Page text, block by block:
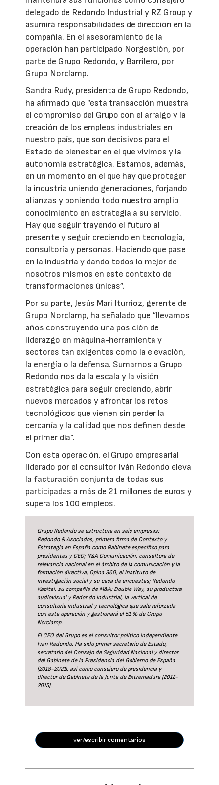
delegado de Redondo Industrial y RZ Group y
asumirá responsabilidades de dirección en la
compañía. En el asesoramiento de la
operación han participado Norgestión, por
parte de Grupo Redondo, y Barrilero, por
Grupo Norclamp.
Sandra Rudy, presidenta de Grupo Redondo,
ha afirmado que “esta transacción muestra
el compromiso del Grupo con el arraigo y la
creación de los empleos industriales en
nuestro país, que son decisivos para el
Estado de bienestar en el que vivimos y la
autonomía estratégica. Estamos, además,
en un momento en el que hay que proteger
la industria uniendo generaciones, forjando
alianzas y poniendo todo nuestro amplio
conocimiento en estrategia a su servicio.
Hay que seguir trayendo el futuro al
presente y seguir creciendo en tecnología,
consultoría y personas. Haciendo que pase
en la industria y dando todos lo mejor de
nosotros mismos en este contexto de
transformaciones únicas”.
Por su parte, Jesús Mari Iturrioz, gerente de
Grupo Norclamp, ha señalado que “llevamos
años construyendo una posición de
liderazgo en máquina-herramienta y
sectores tan exigentes como la elevación,
la energía o la defensa. Sumarnos a Grupo
Redondo nos da la escala y la visión
estratégica para seguir creciendo, abrir
nuevos mercados y afrontar los retos
tecnológicos que vienen sin perder la
cercanía y la calidad que nos definen desde
el primer día”.
Con esta operación, el Grupo empresarial
liderado por el consultor Iván Redondo eleva
la facturación conjunta de todas sus
participadas a más de 21 millones de euros y
supera los 100 empleos.
Grupo Redondo se estructura en seis empresas:
Redondo & Asociados, primera firma de Contexto y
Estrategia en España como Gabinete específico para
presidentes y CEO; R&A Comunicación, consultora de
relevancia nacional en el ámbito de la comunicación y la
formación directiva; Opina 360, el Instituto de
investigación social y su casa de encuestas; Redondo
Kapital, su compañía de M&A; Double Way, su productora
audiovisual y Redondo Industrial, la vertical de
consultoría industrial y tecnológica que sale reforzada
con esta operación y gestionará el 51 % de Grupo
Norclamp.
El CEO del Grupo es el consultor político independiente
Iván Redondo. Ha sido primer secretario de Estado,
secretario del Consejo de Seguridad Nacional y director
del Gabinete de la Presidencia del Gobierno de España
(2018-2021), así como consejero de presidencia y
director de Gabinete de la Junta de Extremadura (2012-
2015).
ver/escribir comentarios